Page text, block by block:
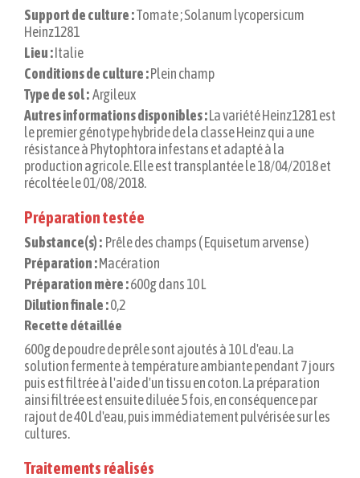
Support de culture :Tomate ;Solanum lycopersicum
Heinz1281
Lieu :Italie
Conditions de culture :Plein champ
Type de sol :Argileux
Autres informations disponibles :La variété Heinz1281 est
le premier génotype hybride de la classe Heinz qui a une
résistance à Phytophtora infestans et adapté à la
production agricole. Elle est transplantée le 18/04/2018 et
récoltée le 01/08/2018.
Préparation testée
Substance(s) : Prêle des champs ( Equisetum arvense )
Préparation :Macération
Préparation mère :600g dans 10 L
Dilution finale :0,2
Recette détaillée
600g de poudre de prêle sont ajoutés à 10 L d'eau. La
solution fermente à température ambiante pendant 7 jours
puis est filtrée à l'aide d'un tissu en coton. La préparation
ainsi filtrée est ensuite diluée 5 fois, en conséquence par
rajout de 40 L d'eau, puis immédiatement pulvérisée sur les
cultures.
Traitements réalisés